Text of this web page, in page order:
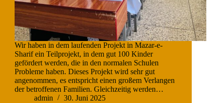
Wir haben in dem laufenden Projekt in Mazar-e-
Sharif ein Teilprojekt, in dem gut 100 Kinder
gefördert werden, die in den normalen Schulen
Probleme haben. Dieses Projekt wird sehr gut
angenommen, es entspricht einen großem Verlangen
der betroffenen Familien. Gleichzeitig werden…
admin
30. Juni 2025